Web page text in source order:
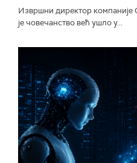
Извршни директор компаније
је човечанство већ ушло у...